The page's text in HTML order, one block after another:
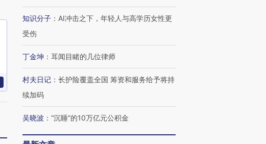
知识分子 ： AI冲击之下，年轻人与高学历女性更
受伤
丁金坤 ： 耳闻目睹的几位律师
村夫日记 ： 长护险覆盖全国 筹资和服务给予将持
续加码
吴晓波 ： “沉睡”的10万亿元公积金